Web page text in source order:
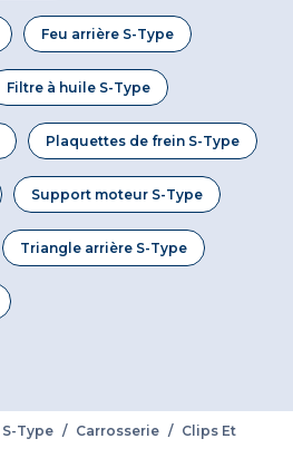
Feu arrière S-Type
Filtre à huile S-Type
Plaquettes de frein S-Type
Support moteur S-Type
Triangle arrière S-Type
S-Type / Carrosserie / Clips Et